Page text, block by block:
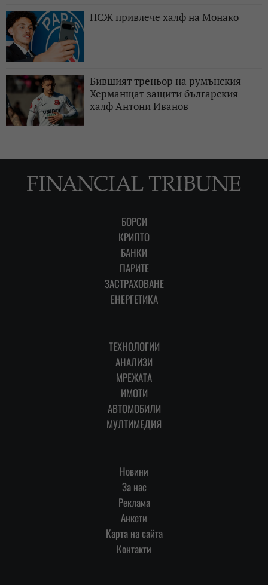
ПСЖ привлече халф на Монако
Бившият треньор на румънския
Херманщат защити българския
халф Антони Иванов
БОРСИ
КРИПТО
БАНКИ
ПАРИТЕ
ЗАСТРАХОВАНЕ
ЕНЕРГЕТИКА
ТЕХНОЛОГИИ
АНАЛИЗИ
МРЕЖАТА
ИМОТИ
АВТОМОБИЛИ
МУЛТИМЕДИЯ
Новини
За нас
Реклама
Анкети
Карта на сайта
Контакти